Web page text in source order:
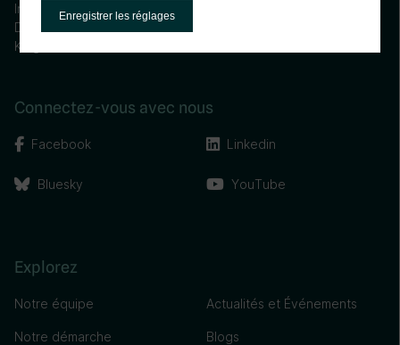
International Centre for Tax and Development, Institute of
Development Studies (IDS) Brighton, BN1 9RE, United
Kingdom
Connectez-vous avec nous
Facebook
Bluesky
Linkedin
YouTube
Explorez
Notre équipe
Notre démarche
Actualités et Événements
Blogs
Enregistrer les réglages